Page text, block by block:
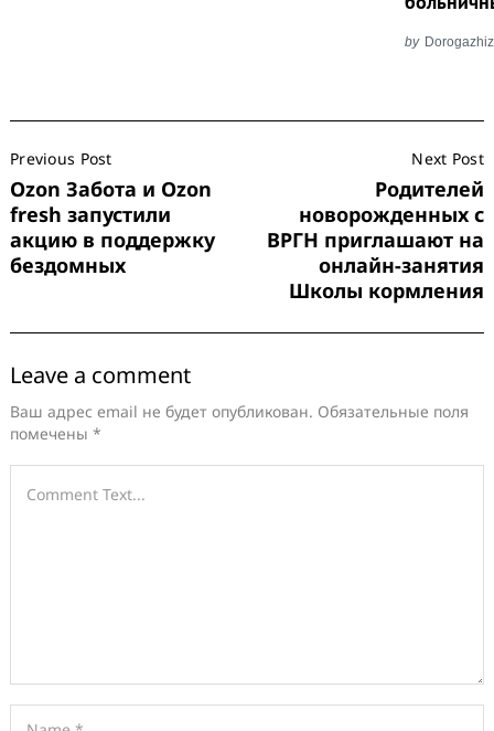
by
Navigation
Previous Post
Ozon Забота и Ozon
fresh запустили
акцию в поддержку
бездомных
Next Post
Родителей
новорожденных с
ВРГН приглашают на
онлайн-занятия
Школы кормления
Leave a comment
Ваш адрес email не будет опубликован. Обязательные поля
помечены *